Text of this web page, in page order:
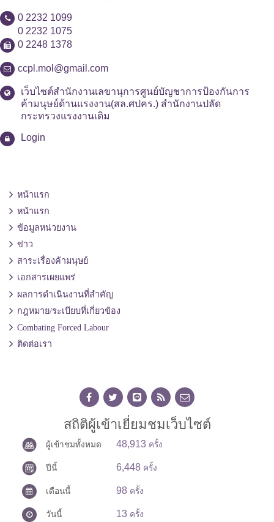
0 2232 1099
0 2232 1075
0 2248 1378
ccpl.mol@gmail.com
เว็บไซต์สำนักงานเลขานุการศูนย์บัญชาการป้องกันการ
ค้ามนุษย์ด้านแรงงาน(สล.ศปคร.) สำนักงานปลัด
กระทรวงแรงงานเดิม
Login
หน้าแรก
หน้าแรก
ข้อมูลหน่วยงาน
ข่าว
สาระเรื่องค้ามนุษย์
เอกสารเผยแพร่
ผลการดำเนินงานที่สำคัญ
กฎหมาย/ระเบียบที่เกี่ยวข้อง
Combating Forced Labour
ติดต่อเรา
สถิติผู้เข้าเยี่ยมชมเว็บไซต์
ผู้เข้าชมทั้งหมด 48,913 ครั้ง
ปีนี้ 6,448 ครั้ง
เดือนนี้ 98 ครั้ง
วันนี้ 13 ครั้ง